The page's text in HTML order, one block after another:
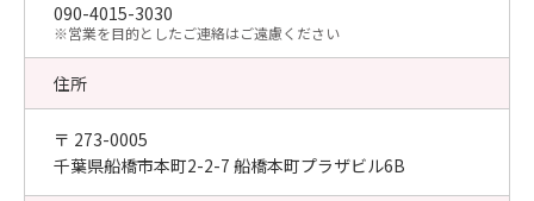
090-4015-3030
​※営業を目的としたご連絡はご遠慮ください
住所
〒 273-0005
千葉県船橋市本町2-2-7 船橋本町プラザビル6B